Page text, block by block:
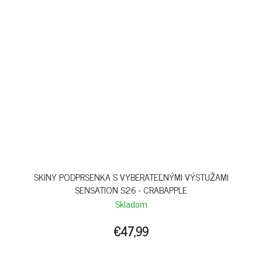
SKINY PODPRSENKA S VYBERATEĽNÝMI VÝSTUŽAMI
SENSATION S26 - CRABAPPLE
Skladom
€47,99